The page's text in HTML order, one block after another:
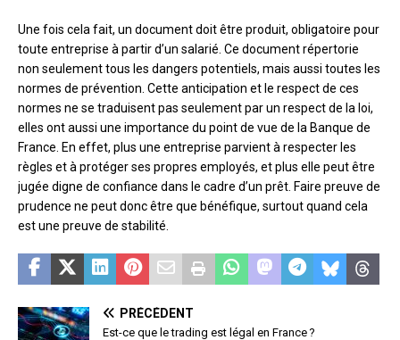
Une fois cela fait, un document doit être produit, obligatoire pour
toute entreprise à partir d’un salarié. Ce document répertorie
non seulement tous les dangers potentiels, mais aussi toutes les
normes de prévention. Cette anticipation et le respect de ces
normes ne se traduisent pas seulement par un respect de la loi,
elles ont aussi une importance du point de vue de la Banque de
France. En effet, plus une entreprise parvient à respecter les
règles et à protéger ses propres employés, et plus elle peut être
jugée digne de confiance dans le cadre d’un prêt. Faire preuve de
prudence ne peut donc être que bénéfique, surtout quand cela
est une preuve de stabilité.
PRÉCÉDENT
Est-ce que le trading est légal en France ?